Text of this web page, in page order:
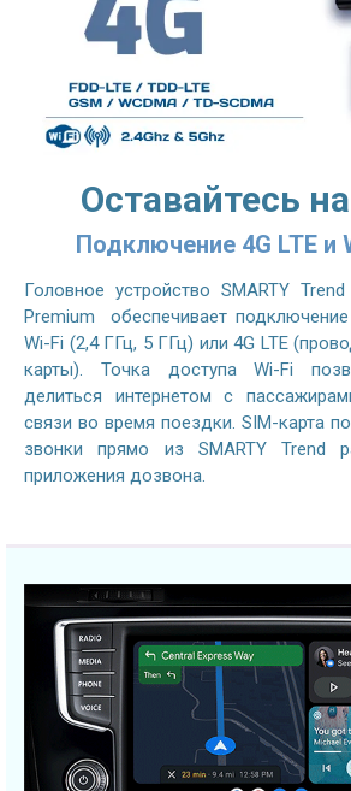
Оставайтесь
Подключение 4G LTE и
Головное устройство SMARTY
Premium обеспечивает
Wi-Fi (2,4 ГГц, 5 ГГц) или 4G LTE
карты). Точка доступа Wi-Fi
делиться интернетом с
связи во время поездки. SIM-карта
звонки прямо из SMARTY Trend
приложения дозвона.